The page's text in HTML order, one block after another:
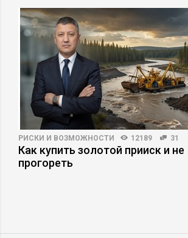
РИСКИ И ВОЗМОЖНОСТИ 12189 31
Как купить золотой прииск и не
прогореть